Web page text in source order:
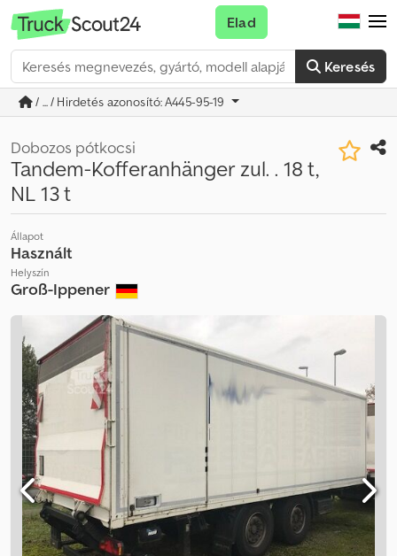
Keresés
Elad
/ ... / Hirdetés azonosító: A445-95-19
Dobozos pótkocsi
Tandem-Kofferanhänger zul. . 18 t,
NL 13 t
Állapot
Használt
Helyszín
Groß-Ippener